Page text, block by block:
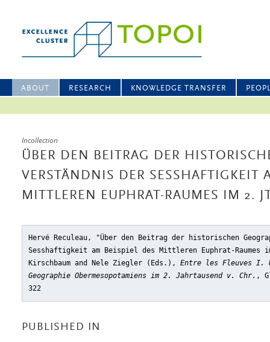
ABOUT RESEARCH KNOWLEDGE TRANSFER
Incollection
ÜBER DEN BEITRAG DER
VERSTÄNDNIS DER SESSHAFTIGKEIT
MITTLEREN EUPHRAT-RAUMES IM 2.
Hervé Reculeau, "Über den Beitrag der historischen
Sesshaftigkeit am Beispiel des Mittleren Euphrat-
Kirschbaum and Nele Ziegler (Eds.), Entre les Fleuves I.
Geographie Obermesopotamiens im 2. Jahrtausend v. Chr. ,
322
PUBLISHED IN